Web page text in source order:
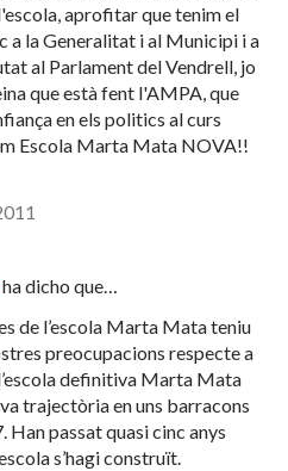
aprofitar que tenim el
a la Generalitat i al Municipi i a
al Parlament del Vendrell, jo
que està fent l'AMPA, que
en els politics al curs
Escola Marta Mata NOVA!!
ha dicho que…
de l’escola Marta Mata teniu
preocupacions respecte a
definitiva Marta Mata
trajectòria en uns barracons
Han passat quasi cinc anys
s’hagi construït.